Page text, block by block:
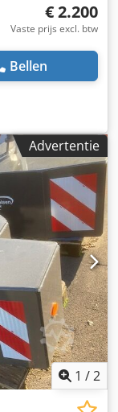
€ 2.200
Vaste prijs excl. btw
Bellen
Advertentie
1 /2